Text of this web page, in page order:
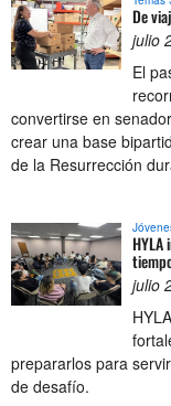
De
julio
El
convertirse en
crear una base
de la Resurrección
julio
prepararlos para
de desafío.